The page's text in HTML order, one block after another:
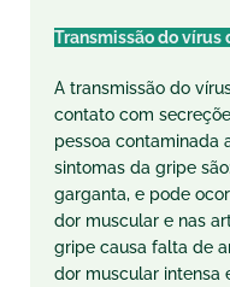
Transmissão do vírus
A transmissão do
contato com
pessoa contaminada
sintomas da gripe
garganta, e pode
dor muscular e nas
gripe causa falta de
dor muscular intensa